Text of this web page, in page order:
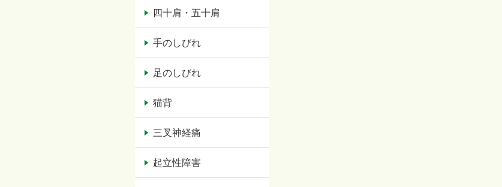
四十肩・五十肩
手のしびれ
足のしびれ
猫背
三叉神経痛
起立性障害